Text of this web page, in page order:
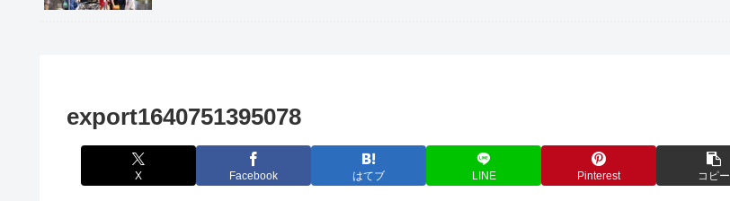
export1640751395078
X Facebook はてブ LINE Pinterest コピー